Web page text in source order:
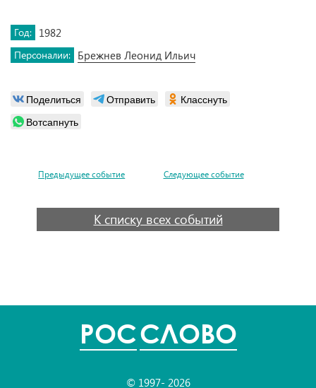
Год: 1982
Персоналии: Брежнев Леонид Ильич
Поделиться Отправить
Класснуть
Вотсапнуть
Предыдущее событие Следующее событие
К списку всех событий
POCСЛОВО
© 1997- 2026